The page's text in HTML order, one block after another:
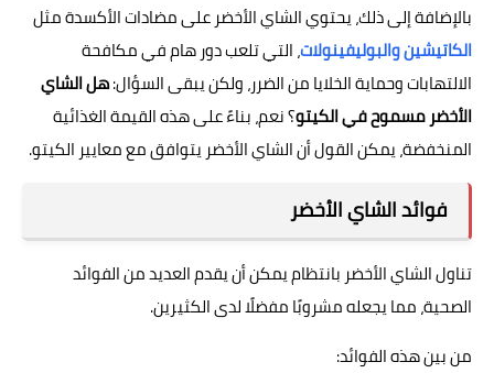
بالإضافة إلى ذلك، يحتوي الشاي الأخضر على مضادات الأكسدة مثل
الكاتيشين والبوليفينولات، التي تلعب دور هام في مكافحة
الالتهابات وحماية الخلايا من الضرر، ولكن يبقى السؤال:هل الشاي
الأخضر مسموح في الكيتو؟ نعم، بناءً على هذه القيمة الغذائية
المنخفضة، يمكن القول أن الشاي الأخضر يتوافق مع معايير الكيتو.
فوائد الشاي الأخضر
تناول الشاي الأخضر بانتظام يمكن أن يقدم العديد من الفوائد
الصحية، مما يجعله مشروبًا مفضلًا لدى الكثيرين.
من بين هذه الفوائد: